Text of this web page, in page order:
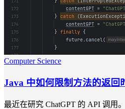
Computer Science
Java 中如何限制方法的返回
最近在研究 ChatGPT 的 API 调用